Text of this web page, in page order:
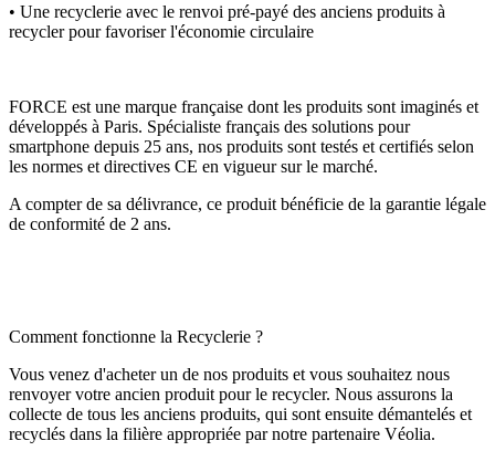
• Une recyclerie avec le renvoi pré-payé des anciens produits à
recycler pour favoriser l'économie circulaire
FORCE est une marque française dont les produits sont imaginés et
développés à Paris. Spécialiste français des solutions pour
smartphone depuis 25 ans, nos produits sont testés et certifiés selon
les normes et directives CE en vigueur sur le marché.
A compter de sa délivrance, ce produit bénéficie de la garantie légale
de conformité de 2 ans.
Comment fonctionne la Recyclerie ?
Vous venez d'acheter un de nos produits et vous souhaitez nous
renvoyer votre ancien produit pour le recycler. Nous assurons la
collecte de tous les anciens produits, qui sont ensuite démantelés et
recyclés dans la filière appropriée par notre partenaire Véolia.